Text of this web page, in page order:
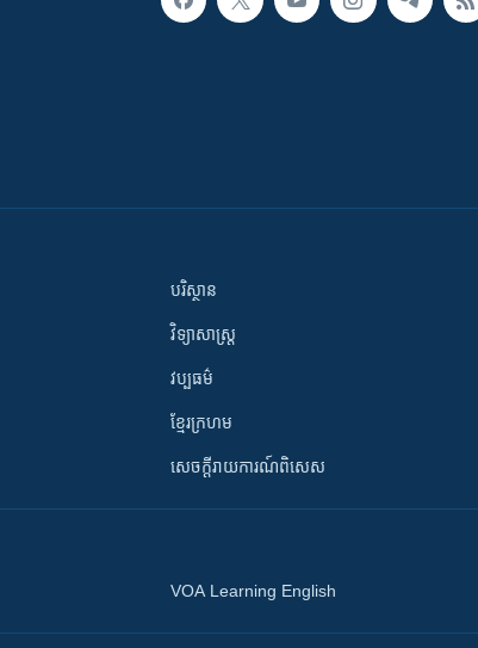
បរិស្ថាន
វិទ្យាសាស្រ្ត
វប្បធម៌
ខ្មែរក្រហម
សេចក្តីរាយការណ៍ពិសេស
VOA Learning English